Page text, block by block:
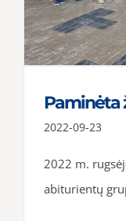
Paminėta
2022-09-23
2022 m.
abiturientų